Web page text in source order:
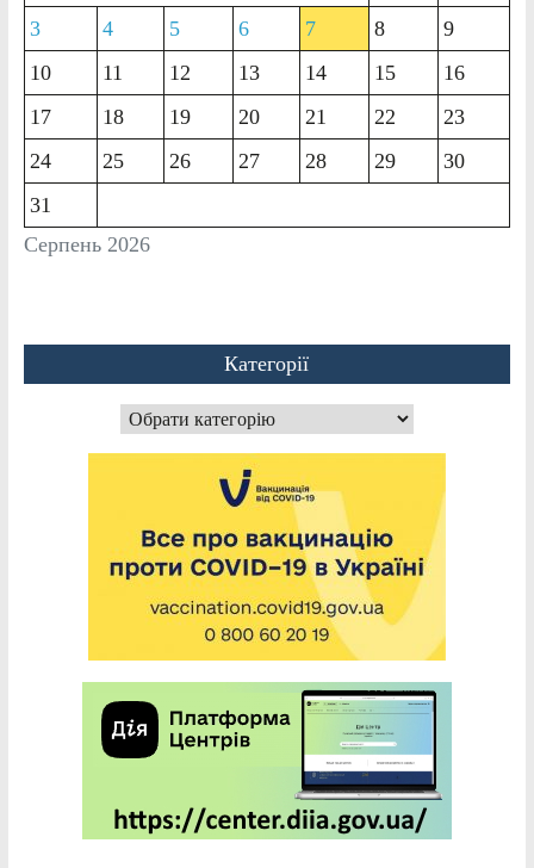
Серпень 2026
3
4 5 6 7 8
9
10
11 12 13 14 15
16
17
18 19 20 21 22
23
24
25 26 27 28 29
30
31
Категорії
Категорії